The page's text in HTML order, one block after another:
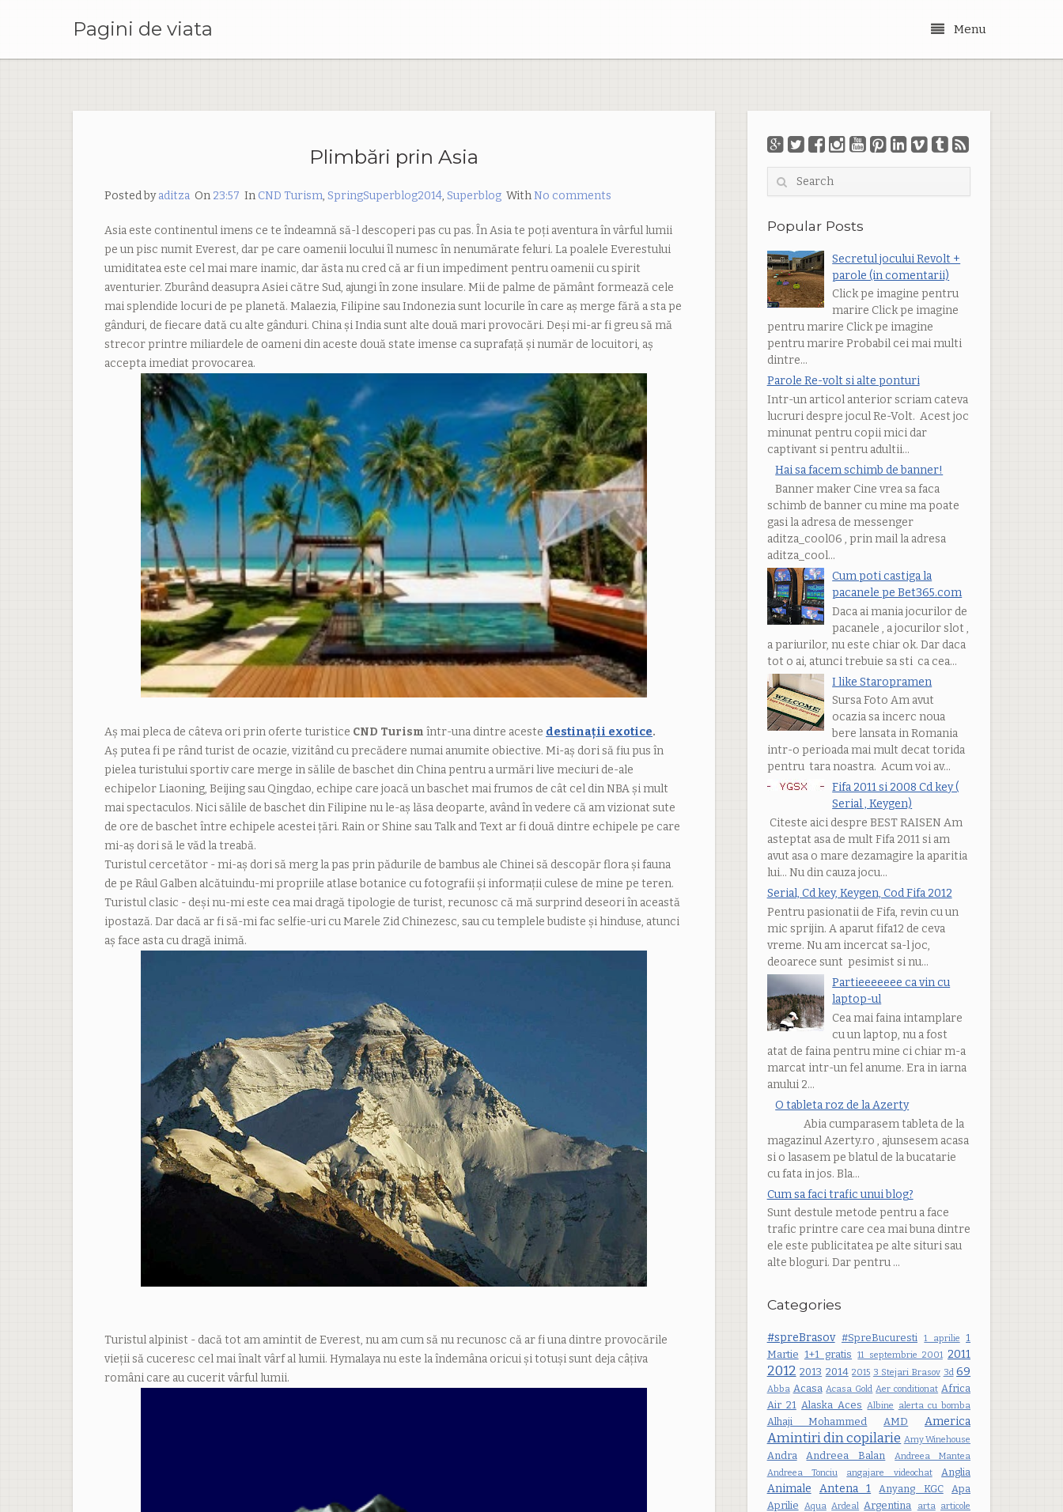
Pagini de viata MenuMenu
Plimbări prin Asia
Posted byaditza On 23:57 In CND Turism, SpringSuperblog2014, Superblog WithNo comments
Asia este continentul imens ce te îndeamnă să-l descoperi pas cu pas. În Asia te poți aventura în vârful lumii
pe un pisc numit Everest, dar pe care oamenii locului îl numesc în nenumărate feluri. La poalele Everestului
umiditatea este cel mai mare inamic, dar ăsta nu cred că ar fi un impediment pentru oamenii cu spirit
aventurier. Zburând deasupra Asiei către Sud, ajungi în zone insulare. Mii de palme de pământ formează cele
mai splendide locuri de pe planetă. Malaezia, Filipine sau Indonezia sunt locurile în care aș merge fără a sta pe
gânduri, de fiecare dată cu alte gânduri. China și India sunt alte două mari provocări. Deși mi-ar fi greu să mă
strecor printre miliardele de oameni din aceste două state imense ca suprafață și număr de locuitori, aș
accepta imediat provocarea.
Aș mai pleca de câteva ori prin oferte turistice CND Turism într-una dintre aceste destinații exotice.
Aș putea fi pe rând turist de ocazie, vizitând cu precădere numai anumite obiective. Mi-aș dori să fiu pus în
pielea turistului sportiv care merge in sălile de baschet din China pentru a urmări live meciuri de-ale
echipelor Liaoning, Beijing sau Qingdao, echipe care joacă un baschet mai frumos de cât cel din NBA și mult
mai spectaculos. Nici sălile de baschet din Filipine nu le-aș lăsa deoparte, având în vedere că am vizionat sute
de ore de baschet între echipele acestei țări. Rain or Shine sau Talk and Text ar fi două dintre echipele pe care
mi-aș dori să le văd la treabă.
Turistul cercetător - mi-aș dori să merg la pas prin pădurile de bambus ale Chinei să descopăr flora și fauna
de pe Râul Galben alcătuindu-mi propriile atlase botanice cu fotografii și informații culese de mine pe teren.
Turistul clasic - deși nu-mi este cea mai dragă tipologie de turist, recunosc că mă surprind deseori în această
ipostază. Dar dacă ar fi să-mi fac selfie-uri cu Marele Zid Chinezesc, sau cu templele budiste și hinduse, atunci
aș face asta cu dragă inimă.
Turistul alpinist - dacă tot am amintit de Everest, nu am cum să nu recunosc că ar fi una dintre provocările
vieții să cuceresc cel mai înalt vârf al lumii. Hymalaya nu este la îndemâna oricui și totuși sunt deja câțiva
români care au cucerit vârful lumii.
Search
Popular Posts
Secretul jocului Revolt +
parole (in comentarii)
Click pe imagine pentru
marire Click pe imagine
pentru marire Click pe imagine
pentru marire Probabil cei mai multi
dintre...
Parole Re-volt si alte ponturi
Intr-un articol anterior scriam cateva
lucruri despre jocul Re-Volt. Acest joc
minunat pentru copii mici dar
captivant si pentru adultii...
Hai sa facem schimb de banner!
Banner maker Cine vrea sa faca
schimb de banner cu mine ma poate
gasi la adresa de messenger
aditza_cool06 , prin mail la adresa
aditza_cool...
Cum poti castiga la
pacanele pe Bet365.com
Daca ai mania jocurilor de
pacanele , a jocurilor slot ,
a pariurilor, nu este chiar ok. Dar daca
tot o ai, atunci trebuie sa sti ca cea...
I like Staropramen
Sursa Foto Am avut
ocazia sa incerc noua
bere lansata in Romania
intr-o perioada mai mult decat torida
pentru tara noastra. Acum voi av...
Fifa 2011 si 2008 Cd key (
Serial , Keygen)
Citeste aici despre BEST RAISEN Am
asteptat asa de mult Fifa 2011 si am
avut asa o mare dezamagire la aparitia
lui... Nu din cauza jocu...
Serial, Cd key, Keygen, Cod Fifa 2012
Pentru pasionatii de Fifa, revin cu un
mic sprijin. A aparut fifa12 de ceva
vreme. Nu am incercat sa-l joc,
deoarece sunt pesimist si nu...
Partieeeeeee ca vin cu
laptop-ul
Cea mai faina intamplare
cu un laptop, nu a fost
atat de faina pentru mine ci chiar m-a
marcat intr-un fel anume. Era in iarna
anului 2...
O tableta roz de la Azerty
Abia cumparasem tableta de la
magazinul Azerty.ro , ajunsesem acasa
si o lasasem pe blatul de la bucatarie
cu fata in jos. Bla...
Cum sa faci trafic unui blog?
Sunt destule metode pentru a face
trafic printre care cea mai buna dintre
ele este publicitatea pe alte situri sau
alte bloguri. Dar pentru ...
Categories
#spreBrasov #SpreBucuresti 1 aprilie
1
Martie 1+1 gratis 11 septembrie 2001 2011
2012 2013 2014 2015 3 Stejari Brasov 3d 69
Abba Acasa Acasa Gold Aer conditionat Africa
Air 21 Alaska Aces Albine alerta cu bomba
Alhaji Mohammed AMD America
Amintiri din copilarie Amy Winehouse
Andra Andreea Balan
Andreea Mantea
Andreea Tonciu
angajare videochat Anglia
Animale Antena 1 Anyang KGC
Apa
Aprilie
Aqua Ardeal Argentina arta articole